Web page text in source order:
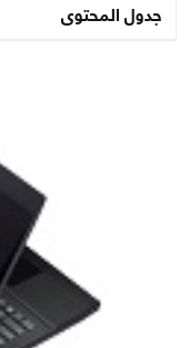
جدول المحتوى